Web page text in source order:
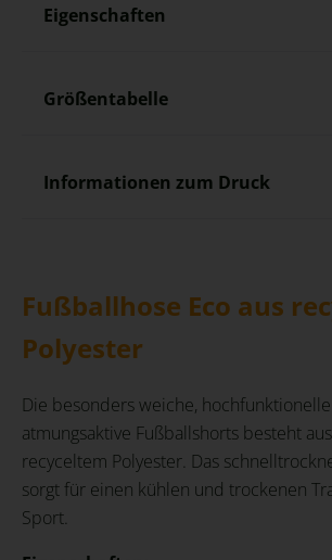
Eigenschaften
Größentabelle
Informationen zum Druck
Fußballhose Eco aus
Polyester
Die besonders weiche,
atmungsaktive Fußballshorts besteht
recyceltem Polyester. Das
sorgt für einen kühlen und trockenen
Sport.